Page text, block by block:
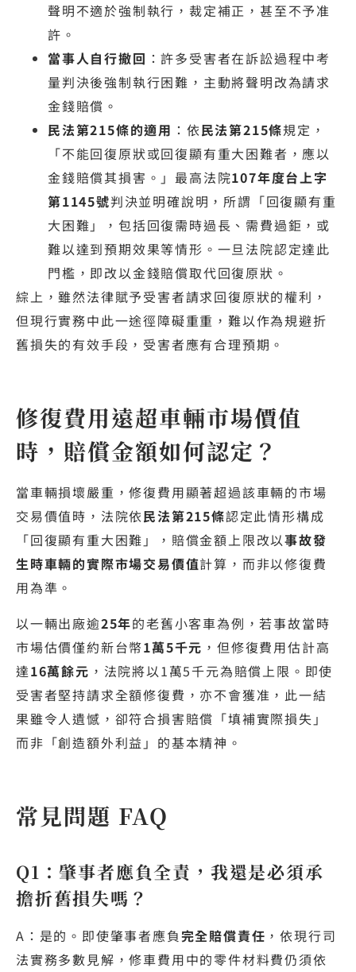
聲明不適於強制執行，裁定補正，甚至不予准
許。
當事人自行撤回 ：許多受害者在訴訟過程中考
量判決後強制執行困難，主動將聲明改為請求
金錢賠償。
民法第215條的適用 ：依民法第215條規定，
「不能回復原狀或回復顯有重大困難者，應以
金錢賠償其損害。」最高法院107年度台上字
第1145號判決並明確說明，所謂「回復顯有重
大困難」，包括回復需時過長、需費過鉅，或
難以達到預期效果等情形。一旦法院認定達此
門檻，即改以金錢賠償取代回復原狀。
綜上，雖然法律賦予受害者請求回復原狀的權利，
但現行實務中此一途徑障礙重重，難以作為規避折
舊損失的有效手段，受害者應有合理預期。
修復費用遠超車輛市場價值
時，賠償金額如何認定？
當車輛損壞嚴重，修復費用顯著超過該車輛的市場
交易價值時，法院依民法第215條認定此情形構成
「回復顯有重大困難」，賠償金額上限改以事故發
生時車輛的實際市場交易價值計算，而非以修復費
用為準。
以一輛出廠逾25年的老舊小客車為例，若事故當時
市場估價僅約新台幣1萬5千元 ，但修復費用估計高
達16萬餘元 ，法院將以1萬5千元為賠償上限。即使
受害者堅持請求全額修復費，亦不會獲准，此一結
果雖令人遺憾，卻符合損害賠償「填補實際損失」
而非「創造額外利益」的基本精神。
常見問題 FAQ
Q1：肇事者應負全責，我還是必須承
擔折舊損失嗎？
A：是的。即使肇事者應負完全賠償責任 ，依現行司
法實務多數見解，修車費用中的零件材料費仍須依